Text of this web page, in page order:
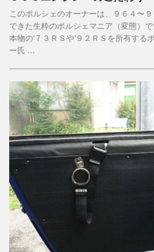
このポルシェのオーナーは、９６４〜
できた生粋のポルシェマニア（変態）
本物の’７３ＲＳや’９２ＲＳを所有する
ー氏 ...